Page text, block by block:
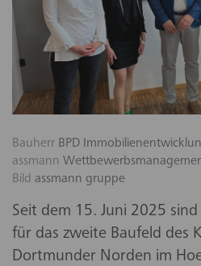
Bauherr BPD
assmann
Bild assmann gruppe
Seit dem 15. Juni 2025
für das zweite Baufeld des
Dortmunder Norden im